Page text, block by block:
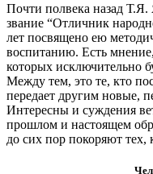
Почти полвека назад
звание “Отличник
лет посвящено ею
воспитанию. Есть
которых исключительно
Между тем, это те, кто
передает другим новые,
Интересны и суждения
прошлом и настоящем
до сих пор покоряют тех,